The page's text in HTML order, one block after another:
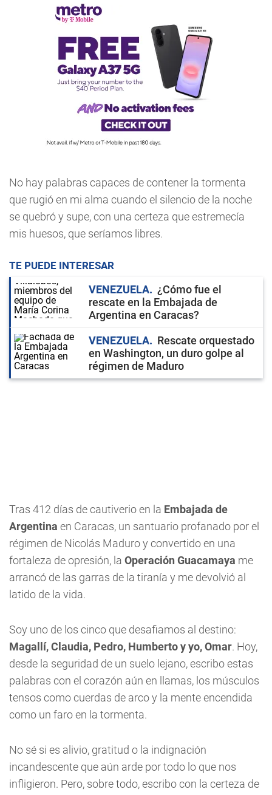
No hay palabras capaces de contener la tormenta
que rugió en mi alma cuando el silencio de la noche
se quebró y supe, con una certeza que estremecía
mis huesos, que seríamos libres.
TE PUEDE INTERESAR
VENEZUELA
¿Cómo fue el
rescate en la Embajada de
Argentina en Caracas?
VENEZUELA
Rescate orquestado
en Washington, un duro golpe al
régimen de Maduro
Tras 412 días de cautiverio en la Embajada de
Argentina en Caracas, un santuario profanado por el
régimen de Nicolás Maduro y convertido en una
fortaleza de opresión, la Operación Guacamaya me
arrancó de las garras de la tiranía y me devolvió al
latido de la vida.
Soy uno de los cinco que desafiamos al destino:
Magallí, Claudia, Pedro, Humberto y yo, Omar. Hoy,
desde la seguridad de un suelo lejano, escribo estas
palabras con el corazón aún en llamas, los músculos
tensos como cuerdas de arco y la mente encendida
como un faro en la tormenta.
No sé si es alivio, gratitud o la indignación
incandescente que aún arde por todo lo que nos
infligieron. Pero, sobre todo, escribo con la certeza de